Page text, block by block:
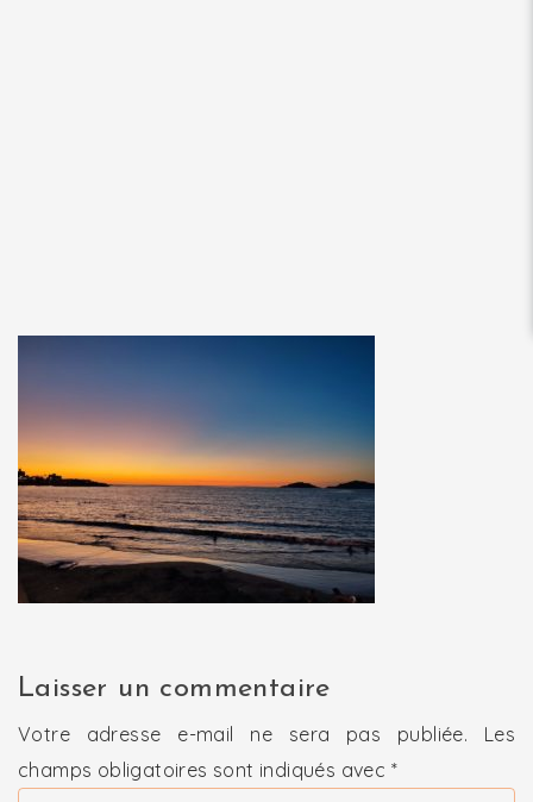
Laisser un commentaire
Votre adresse e-mail ne sera pas publiée.
Les
champs obligatoires sont indiqués avec *